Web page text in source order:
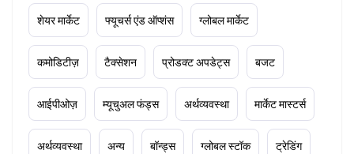
शेयर मार्केट फ्यूचर्स एंड ऑप्शंस ग्लोबल मार्केट
कमोडिटीज़ टैक्सेशन प्रोडक्ट अपडेट्स बजट
आईपीओज़ म्यूचुअल फंड्स अर्थव्यवस्था मार्केट मास्टर्स
अर्थव्यवस्था अन्य बॉन्ड्स ग्लोबल स्टॉक ट्रेडिंग